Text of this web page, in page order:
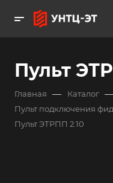
Пульт
Главная — Каталог —
Пульт подключения
Пульт ЭТРПП 2.10